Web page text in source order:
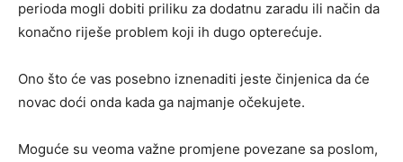
perioda mogli dobiti priliku za dodatnu zaradu ili način da
konačno riješe problem koji ih dugo opterećuje.
Ono što će vas posebno iznenaditi jeste činjenica da će
novac doći onda kada ga najmanje očekujete.
Moguće su veoma važne promjene povezane sa poslom,